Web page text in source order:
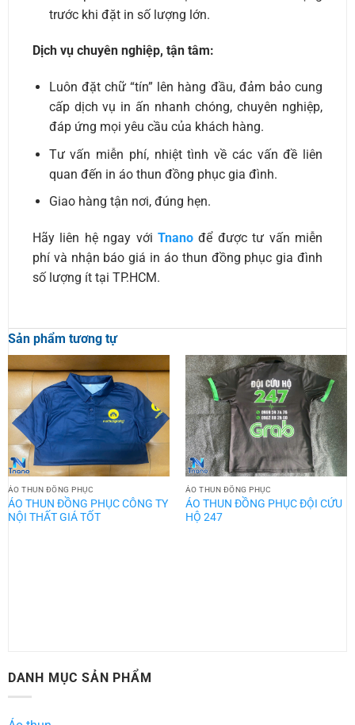
trước khi đặt in số lượng lớn.
Dịch vụ chuyên nghiệp, tận tâm:
Luôn đặt chữ “tín” lên hàng đầu, đảm bảo cung
cấp dịch vụ in ấn nhanh chóng, chuyên nghiệp,
đáp ứng mọi yêu cầu của khách hàng.
Tư vấn miễn phí, nhiệt tình về các vấn đề liên
quan đến in áo thun đồng phục gia đình.
Giao hàng tận nơi, đúng hẹn.
Hãy liên hệ ngay với Tnano để được tư vấn miễn
phí và nhận báo giá in áo thun đồng phục gia đình
số lượng ít tại TP.HCM.
Sản phẩm tương tự
ÁO THUN ĐỒNG PHỤC
ÁO THUN ĐỒNG PHỤC CÔNG TY
NỘI THẤT GIÁ TỐT
ÁO THUN ĐỒNG PHỤC
ÁO THUN ĐỒNG PHỤC ĐỘI CỨU
HỘ 247
DANH MỤC SẢN PHẨM